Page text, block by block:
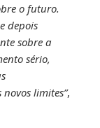
o futuro.
depois
sobre a
sério,
limites”,